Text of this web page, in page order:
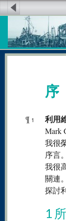
序
¶ 1 利用
Mark
我很
序言
我很
關連
探討
1